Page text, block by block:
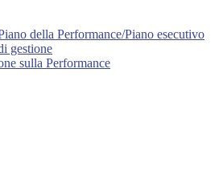
della Performance/Piano esecutivo
gestione
sulla Performance